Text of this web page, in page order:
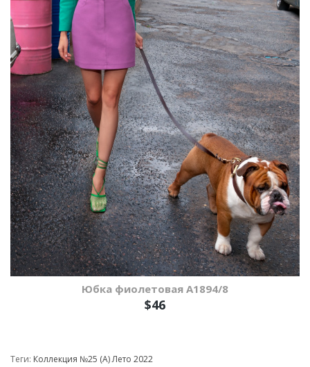
Юбка фиолетовая A1894/8
$46
Теги: Коллекция №25 (А) Лето 2022